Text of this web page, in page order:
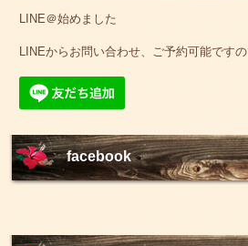
LINE＠始めました
LINEからお問い合わせ、ご予約可能です
facebook